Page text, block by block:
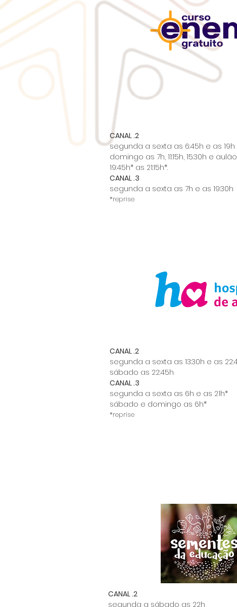
CANAL .2
segunda a sexta as 6:45h e as 19h
domingo as 7h, 11:15h, 15:30h e
19:45h* as 21:15h*.
CANAL .3
segunda a sexta as 7h e as 19:30h
*reprise
CANAL .2
segunda a sexta as 13:30h e as
sábado as 22:45h
CANAL .3
segunda a sexta as 6h e as 21h*
sábado e domingo as 6h*
*reprise
CANAL .2
segunda a sábado as 22h